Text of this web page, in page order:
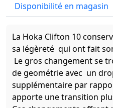
Disponibilité en magasin
La Hoka Clifton 10
sa légèreté qui ont fait
Le gros changement se
de geométrie avec un
supplémentaire par
apporte une transition